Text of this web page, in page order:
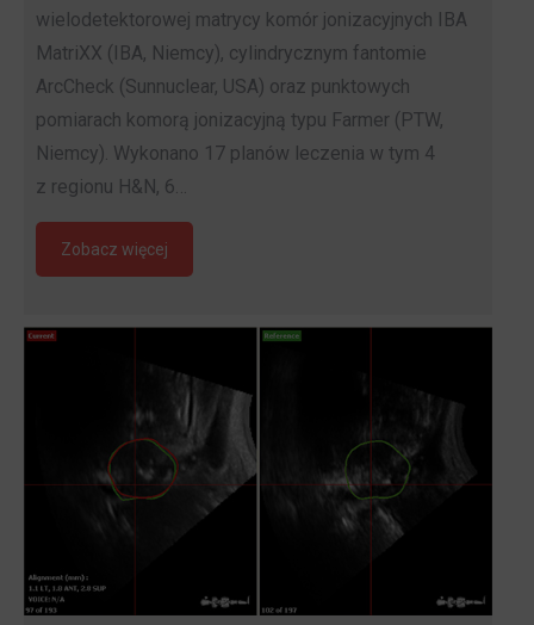
wielodetektorowej matrycy komór jonizacyjnych IBA
MatriXX (IBA, Niemcy), cylindrycznym fantomie
ArcCheck (Sunnuclear, USA) oraz punktowych
pomiarach komorą jonizacyjną typu Farmer (PTW,
Niemcy). Wykonano 17 planów leczenia w tym 4
z regionu H&N, 6…
Zobacz więcej